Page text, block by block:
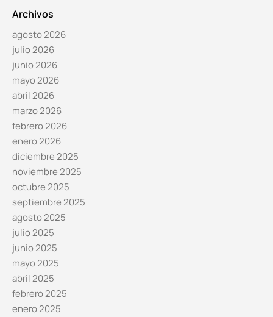
Archivos
agosto 2026
julio 2026
junio 2026
mayo 2026
abril 2026
marzo 2026
febrero 2026
enero 2026
diciembre 2025
noviembre 2025
octubre 2025
septiembre 2025
agosto 2025
julio 2025
junio 2025
mayo 2025
abril 2025
febrero 2025
enero 2025